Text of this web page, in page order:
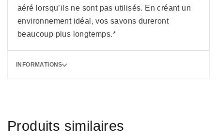
aéré lorsqu’ils ne sont pas utilisés. En créant un
environnement idéal, vos savons dureront
beaucoup plus longtemps.*
INFORMATIONS
Produits similaires